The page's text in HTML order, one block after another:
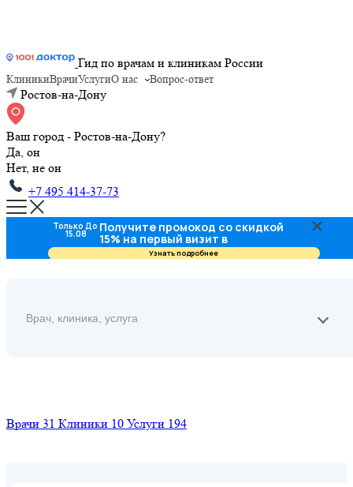
Гид по врачам и клиникам России
КлиникиВрачиУслугиО нас Вопрос-ответ
Ростов-на-Дону
Ваш город - Ростов-на-Дону?
Да, он
Нет, не он
+7 495 414-37-73
Врачи 31 Клиники 10 Услуги 194
Только До
15.08 Получите промокод со скидкой
15% на первый визит в
стоматологию
Узнать подробнее